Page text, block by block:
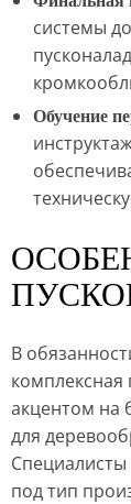
системы
Обучение
В
комплексная
акцентом на
для
под тип